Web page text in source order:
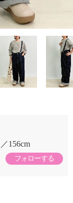
156cm
フォローする